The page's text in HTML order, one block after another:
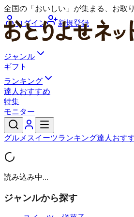
全国の「おいしい」が集まる、お取
ログイン
新規登録
ジャンル
ギフト
ランキング
達人おすすめ
特集
モニター
グルメ スイーツランキング達人おす
読み込み中...
ジャンルから探す